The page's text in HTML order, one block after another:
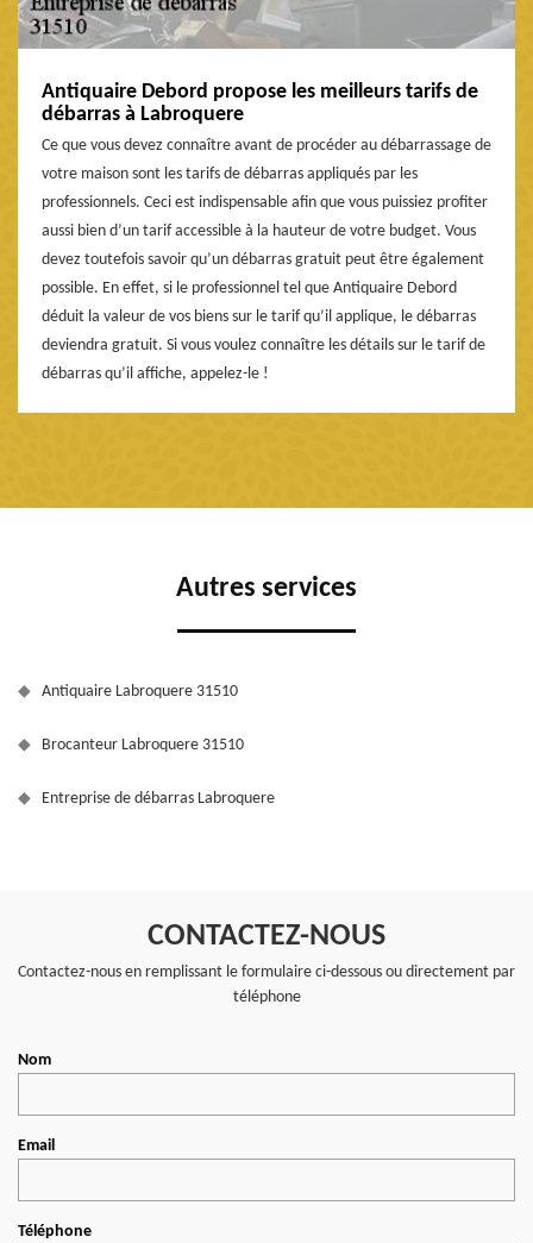
Antiquaire Debord propose les meilleurs tarifs de
débarras à Labroquere
Ce que vous devez connaître avant de procéder au débarrassage de
votre maison sont les tarifs de débarras appliqués par les
professionnels. Ceci est indispensable afin que vous puissiez profiter
aussi bien d’un tarif accessible à la hauteur de votre budget. Vous
devez toutefois savoir qu’un débarras gratuit peut être également
possible. En effet, si le professionnel tel que Antiquaire Debord
déduit la valeur de vos biens sur le tarif qu’il applique, le débarras
deviendra gratuit. Si vous voulez connaître les détails sur le tarif de
débarras qu’il affiche, appelez-le !
Autres services
Antiquaire Labroquere 31510
Brocanteur Labroquere 31510
Entreprise de débarras Labroquere
CONTACTEZ-NOUS
Contactez-nous en remplissant le formulaire ci-dessous ou directement par
téléphone
Nom
Email
Téléphone